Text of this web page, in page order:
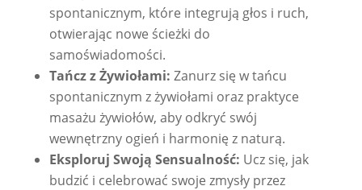
spontanicznym, które integrują głos i ruch,
otwierając nowe ścieżki do
samoświadomości.
Tańcz z Żywiołami: Zanurz się w tańcu
spontanicznym z żywiołami oraz praktyce
masażu żywiołów, aby odkryć swój
wewnętrzny ogień i harmonię z naturą.
Eksploruj Swoją Sensualność: Ucz się, jak
budzić i celebrować swoje zmysły przez